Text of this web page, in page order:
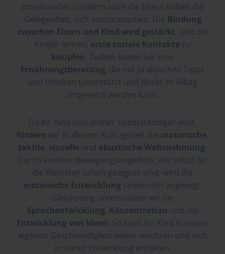
voneinander, sondern auch die Eltern haben die
Gelegenheit, sich auszutauschen. Die Bindung
zwischen Eltern und Kind wird gestärkt , und die
Kinder lernen, erste soziale Kontakte zu
knüpfen . Zudem bieten wir eine
Ernährungsberatung , die mit praktischen Tipps
und Inhalten unterstützt und direkt im Alltag
umgesetzt werden kann.
Da Ihr Kind nun immer selbstständiger wird,
fördern wir in diesem Kurs gezielt die motorische
taktile visuelle und akustische Wahrnehmung
Durch kreative Bewegungsangebote, die selbst für
die Kleinsten schon geeignet sind, wird die
motorische Entwicklung spielerisch angeregt.
Gleichzeitig unterstützen wir die
Sprachentwicklung Konzentration und die
Entwicklung von Ideen . So kann Ihr Kind in seiner
eigenen Geschwindigkeit weiter wachsen und sich
in seiner Entwicklung entfalten.